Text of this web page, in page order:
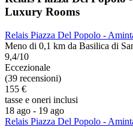
Luxury Rooms
Relais Piazza Del Popolo -
Meno di 0,1 km da Basilica di
9,4/10
Eccezionale
(39 recensioni)
155 €
tasse e oneri inclusi
18 ago - 19 ago
Relais Piazza Del Popolo -